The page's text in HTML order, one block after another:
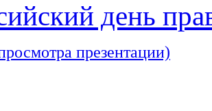
день
презентации)